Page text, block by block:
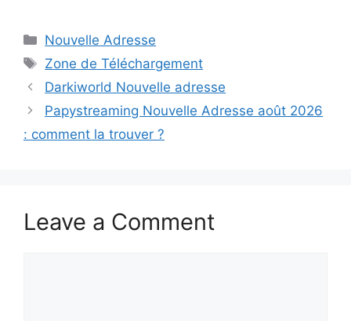
Nouvelle Adresse
Zone de Téléchargement
Darkiworld Nouvelle adresse
Papystreaming Nouvelle Adresse août 2026
: comment la trouver ?
Leave a Comment